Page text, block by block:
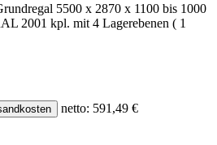
netto: 591,49 €